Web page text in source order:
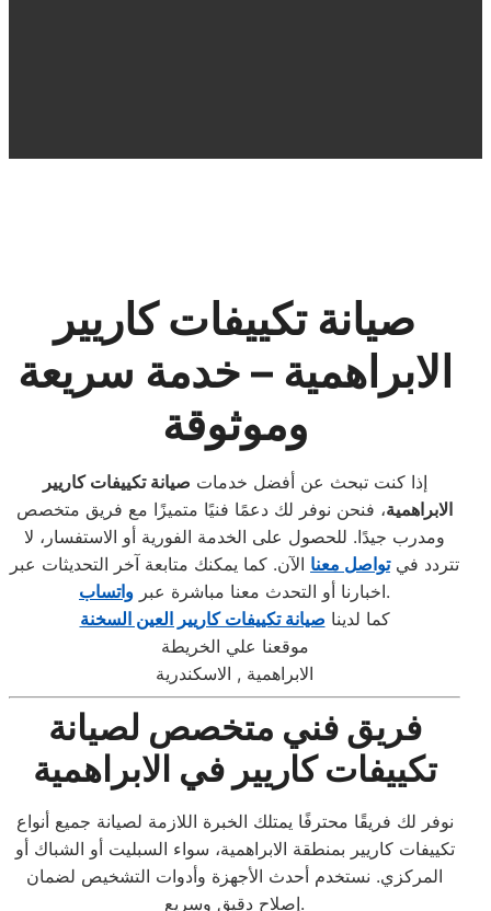
صيانة تكييفات كاريير
الابراهمية – خدمة سريعة
وموثوقة
إذا كنت تبحث عن أفضل خدمات صيانة تكييفات كاريير
الابراهمية، فنحن نوفر لك دعمًا فنيًا متميزًا مع فريق متخصص
ومدرب جيدًا. للحصول على الخدمة الفورية أو الاستفسار، لا
تتردد فيتواصل معنا الآن. كما يمكنك متابعة آخر التحديثات عبر
اخبارنا أو التحدث معنا مباشرة عبر واتساب
.
كما لدينا صيانة تكييفات كاريير العين السخنة
موقعنا علي الخريطة
الابراهمية , الاسكندرية
فريق فني متخصص لصيانة
تكييفات كاريير في الابراهمية
نوفر لك فريقًا محترفًا يمتلك الخبرة اللازمة لصيانة جميع أنواع
تكييفات كاريير بمنطقة الابراهمية، سواء السبليت أو الشباك أو
المركزي. نستخدم أحدث الأجهزة وأدوات التشخيص لضمان
إصلاح دقيق وسريع.